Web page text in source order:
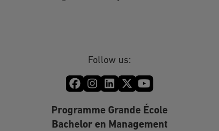
Follow us:
Programme Grande École
Bachelor en Management